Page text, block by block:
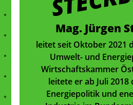
Mag. Jürgen
leitet seit Oktober 2021
Umwelt- und
Wirtschaftskammer
leitete er ab Juli
Energiepolitik und